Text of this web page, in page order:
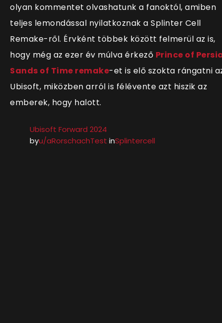
olyan kommentet olvashatunk a fanoktól, amiben
teljes lemondással nyilatkoznak a Splinter Cell
Remake-ről. Érvként többek között felmerül az is,
hogy még az ezer év múlva érkező Prince of
Sands of Time remake-et is elő szokta rángatni
Ubisoft, miközben arról is félévente azt hiszik az
emberek, hogy halott.
Ubisoft Forward 2024
byu/aRorschachTest inSplintercell